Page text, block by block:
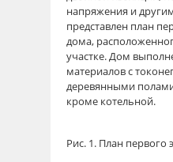
напряжения и
представлен план
дома,
участке. Дом
материалов с
деревянными
кроме котельной.
Рис. 1. План первого